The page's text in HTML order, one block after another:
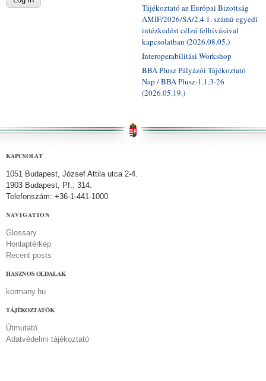
Tájékoztató az Európai Bizottság
AMIF/2026/SA/2.4.1. számú egyedi
intézkedést célzó felhívásával
kapcsolatban (2026.08.05.)
Interoperabilitási Workshop
BBA Plusz Pályázói Tájékoztató
Nap / BBA Plusz-1.1.3-26
(2026.05.19.)
KAPCSOLAT
1051 Budapest, József Attila utca 2-4.
1903 Budapest, Pf.: 314.
Telefonszám: +36-1-441-1000
NAVIGATION
Glossary
Honlaptérkép
Recent posts
HASZNOS OLDALAK
kormany.hu
TÁJÉKOZTATÓK
Útmutató
Adatvédelmi tájékoztató